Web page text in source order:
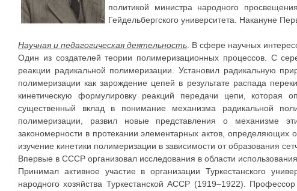
политикой министра народного
Гейдельбергского университета. Накануне
Научная и педагогическая деятельность . В сфере научных
Один из создателей теории полимеризационных процессов. С
реакции радикальной полимеризации. Установил радикальную
полимеризации как зарождение цепей в результате распада
кинетическую формулировку реакций передачи цепи, которая
существенный вклад в понимание механизма радикальной
полимеризации, развил новые представления о механизме
закономерности в протекании элементарных актов,
изучение кинетики полимеризации в зависимости от образования
Впервые в СССР организовал исследования в области
Принимал активное участие в организации Туркестанского
народного хозяйства Туркестанской АССР (1919–1922).